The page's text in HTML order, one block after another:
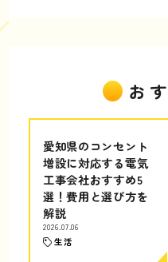
お
愛知県のコンセント
増設に対応する電気
工事会社おすすめ5
選！費用と選び方を
解説
2026.07.06
生活